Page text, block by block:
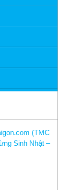
(TMC
Sinh Nhật –